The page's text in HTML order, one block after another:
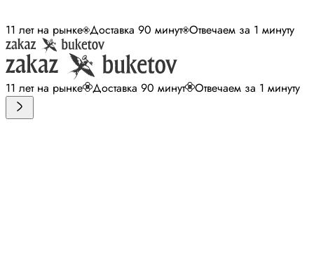
11 лет на рынке Доставка 90 минут Отвечаем за 1 минуту
11 лет на рынке Доставка 90 минут Отвечаем за 1 минуту